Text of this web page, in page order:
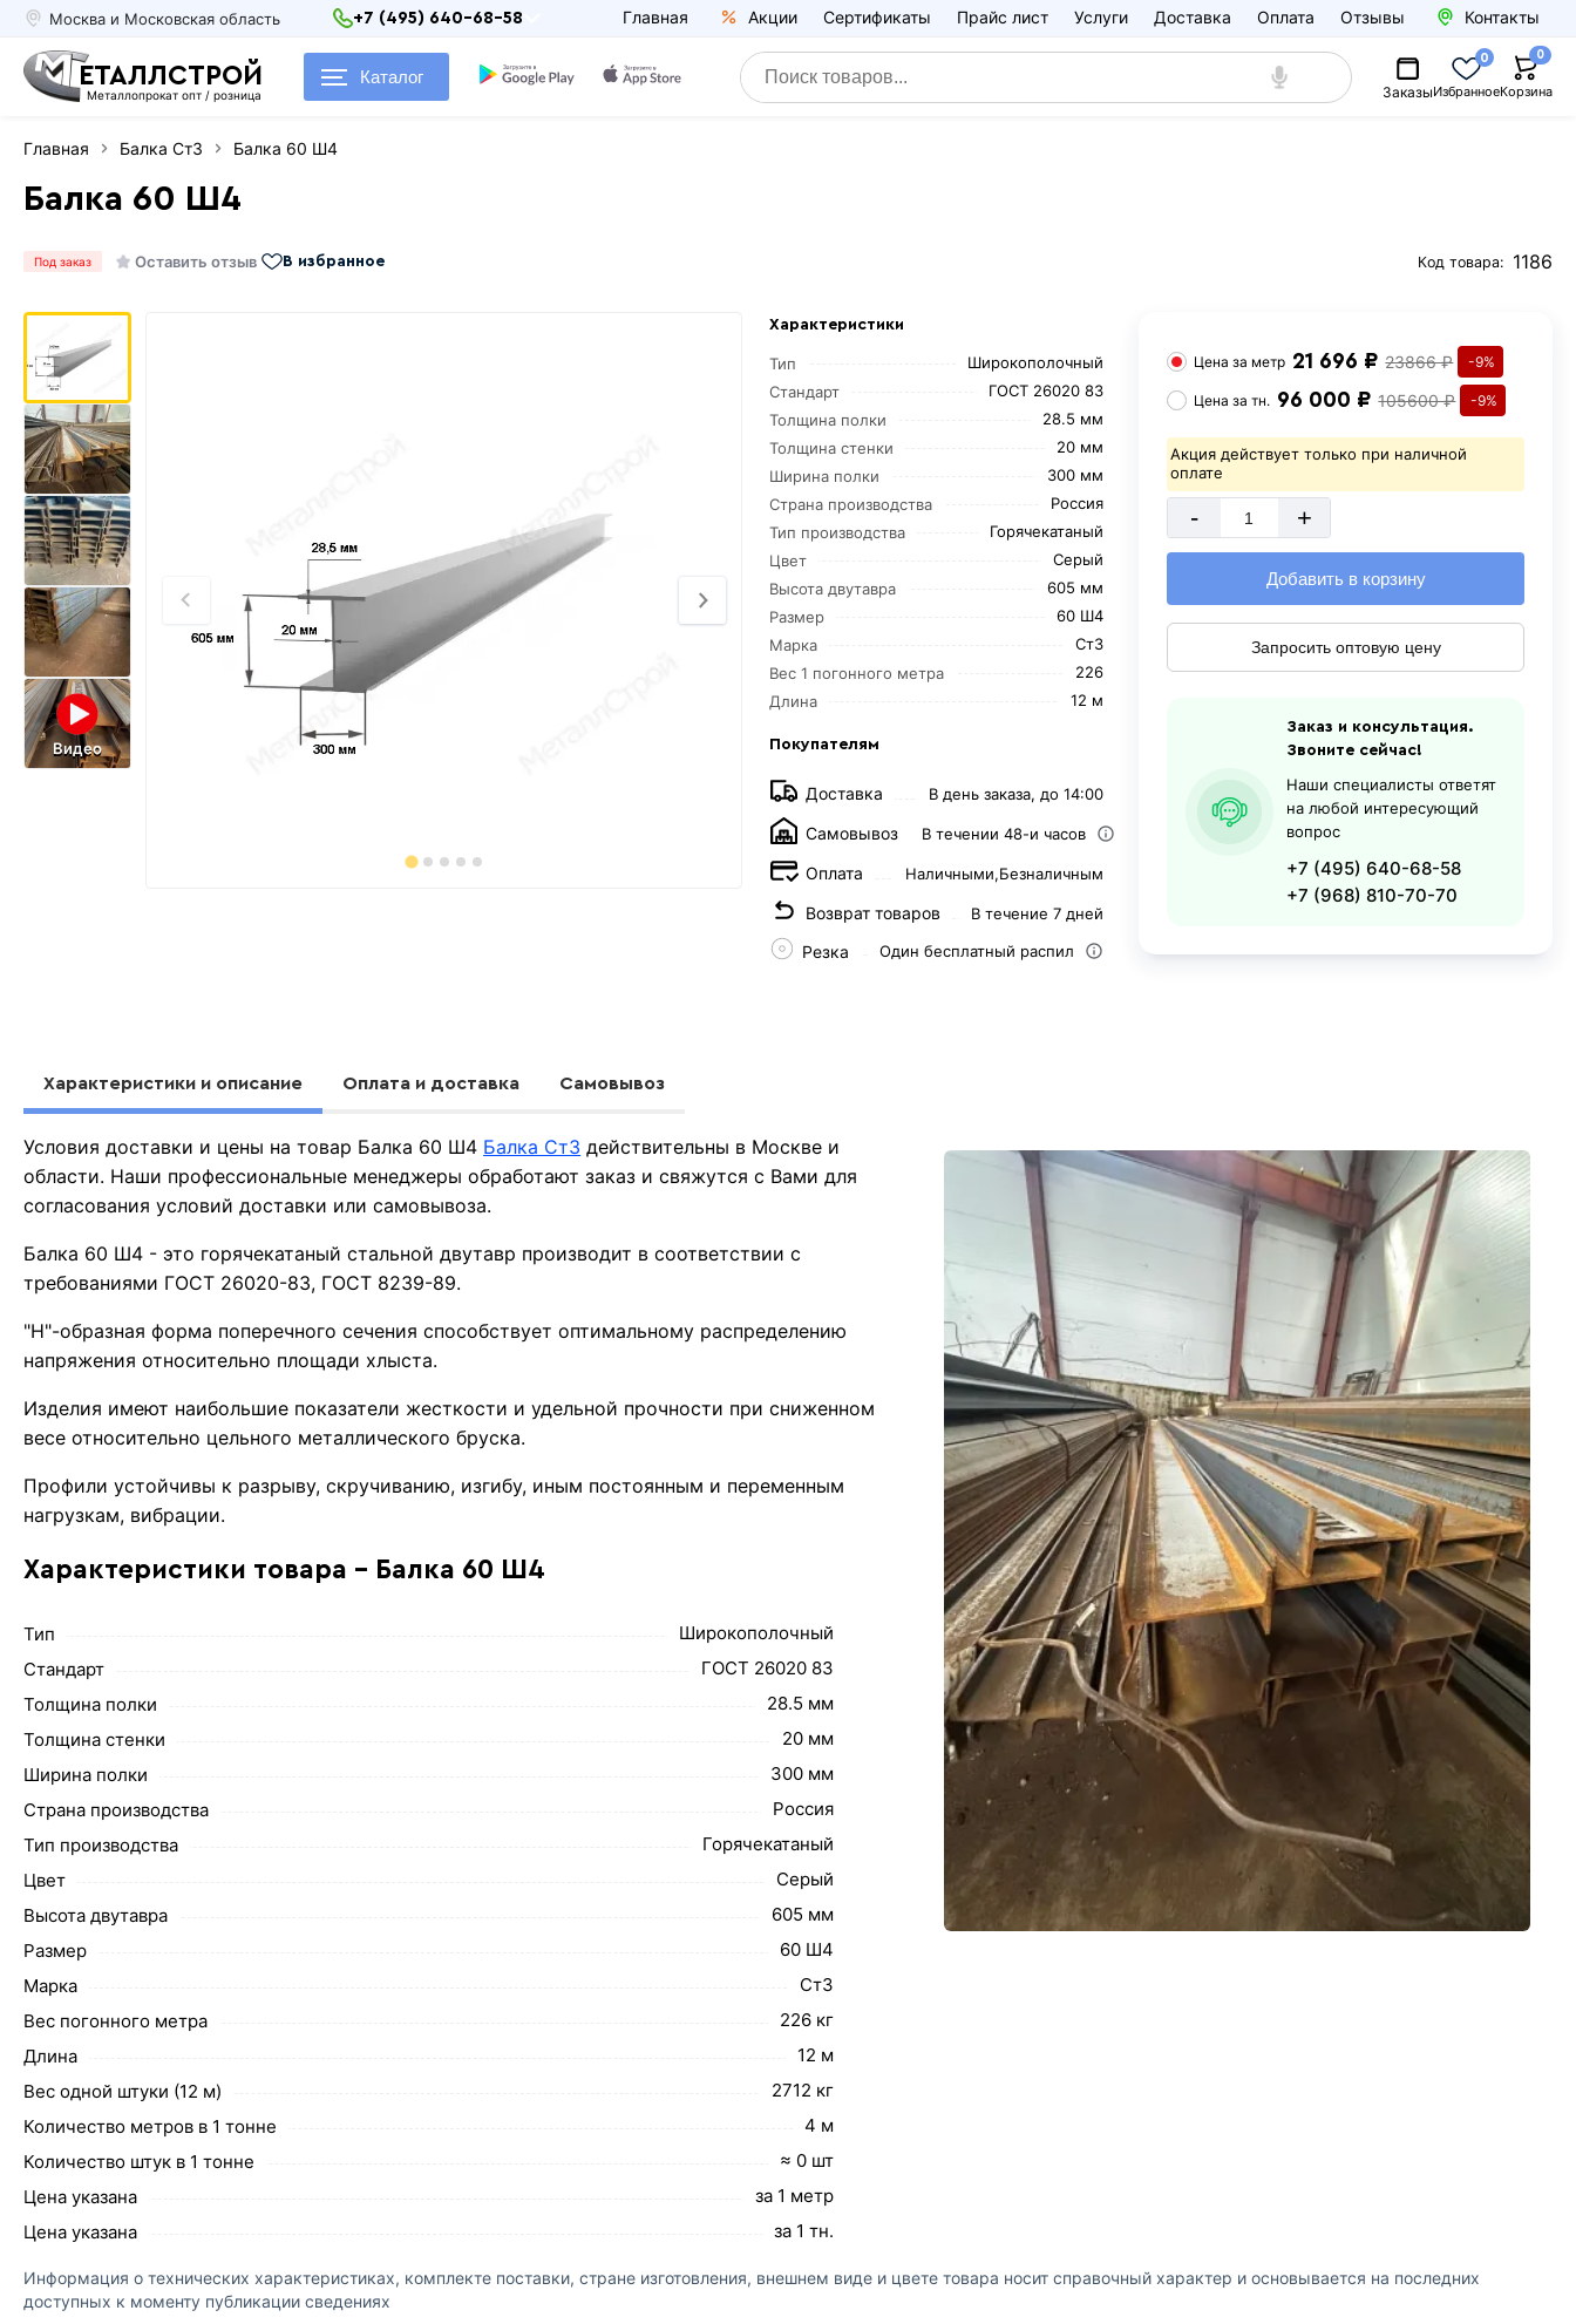
Москва и Московская область +7 (495) 640-68-58 Главная Акции Сертификаты Прайс лист Услуги Доставка Оплата Отзывы Контакты
ЕТАЛЛСТРОЙ
Металлопрокат опт / розница
Каталог
ЗаказыИзбранное
0
Корзина
0
Главная Балка Ст3 Балка 60 Ш4
Балка 60 Ш4
Под заказ Оставить отзыв В избранное Код товара: 1186
Видео
Характеристики
Тип
Широкополочный
Стандарт
ГОСТ 26020 83
Толщина полки
28.5 мм
Толщина стенки
20 мм
Ширина полки
300 мм
Страна производства
Россия
Тип производства
Горячекатаный
Цвет
Серый
Высота двутавра
605 мм
Размер
60 Ш4
Марка
Ст3
Вес 1 погонного метра
226
Длина
12 м
Покупателям
Доставка В день заказа, до 14:00
Самовывоз В течении 48-и часов
Оплата Наличными,Безналичным
Возврат товаров В течение 7 дней
Резка Один бесплатный распил
Цена за метр 21 696 ₽ 23866 ₽ -9%
Цена затн. 96 000 ₽ 105600 ₽ -9%
Акция действует только при наличной
оплате
- +
Добавить в корзину
Запросить оптовую цену
Заказ и консультация.
Звоните сейчас!
Наши специалисты ответят
на любой интересующий
вопрос
+7 (495) 640-68-58
+7 (968) 810-70-70
Характеристики и описание Оплата и доставка Самовывоз
Условия доставки и цены на товар Балка 60 Ш4 Балка Ст3 действительны в Москве и
области. Наши профессиональные менеджеры обработают заказ и свяжутся с Вами для
согласования условий доставки или самовывоза.
Балка 60 Ш4 - это горячекатаный стальной двутавр производит в соответствии с
требованиями ГОСТ 26020-83, ГОСТ 8239-89.
"Н"-образная форма поперечного сечения способствует оптимальному распределению
напряжения относительно площади хлыста.
Изделия имеют наибольшие показатели жесткости и удельной прочности при сниженном
весе относительно цельного металлического бруска.
Профили устойчивы к разрыву, скручиванию, изгибу, иным постоянным и переменным
нагрузкам, вибрации.
Характеристики товара - Балка 60 Ш4
Тип
Широкополочный
Стандарт
ГОСТ 26020 83
Толщина полки
28.5 мм
Толщина стенки
20 мм
Ширина полки
300 мм
Страна производства
Россия
Тип производства
Горячекатаный
Цвет
Серый
Высота двутавра
605 мм
Размер
60 Ш4
Марка
Ст3
Вес погонного метра
226 кг
Длина
12 м
Вес одной штуки (12 м)
2712 кг
Количество метров в 1 тонне
4 м
Количество штук в 1 тонне
≈ 0 шт
Цена указана
за 1 метр
Цена указана
за 1 тн.
Информация о технических характеристиках, комплекте поставки, стране изготовления, внешнем виде и цвете товара носит справочный характер и основывается на последних
доступных к моменту публикации сведениях